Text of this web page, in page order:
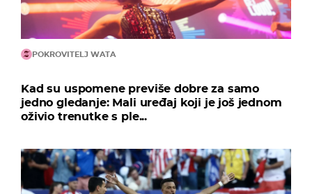
POKROVITELJ WATA
Kad su uspomene previše dobre za samo
jedno gledanje: Mali uređaj koji je još jednom
oživio trenutke s ple...